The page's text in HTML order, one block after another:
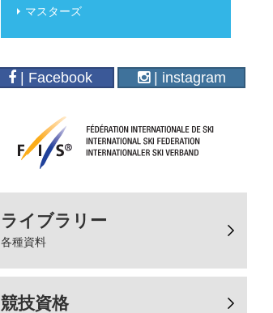
マスターズ
| Facebook | instagram
ライブラリー
各種資料
競技資格